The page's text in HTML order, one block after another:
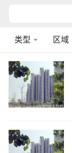
类型 区域